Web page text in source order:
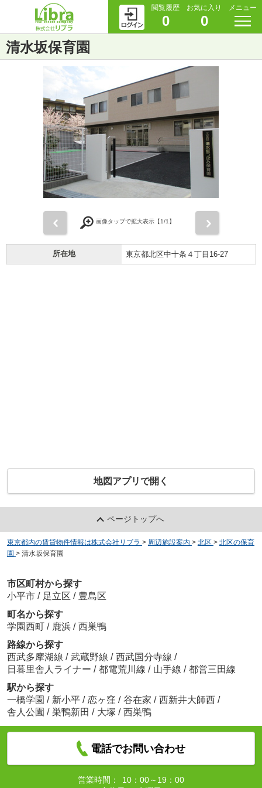
閲覧履歴
0
お気に入り
0
メニュー
清水坂保育園
画像タップで拡大表示【1/1】
所在地 東京都北区中十条４丁目16-27
地図アプリで開く
ページトップへ
東京都内の賃貸物件情報は株式会社リブラ > 周辺施設案内 > 北区 > 北区の保育
園 > 清水坂保育園
市区町村から探す
小平市 / 足立区 / 豊島区
町名から探す
学園西町 / 鹿浜 / 西巣鴨
路線から探す
西武多摩湖線 / 武蔵野線 / 西武国分寺線 /
日暮里舎人ライナー / 都電荒川線 / 山手線 / 都営三田線
駅から探す
一橋学園 / 新小平 / 恋ヶ窪 / 谷在家 / 西新井大師西 /
舎人公園 / 巣鴨新田 / 大塚 / 西巣鴨
電話でお問い合わせ
営業時間：
10：00～19：00